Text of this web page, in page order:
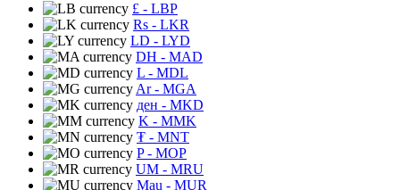
£ - LBP
Rs - LKR
LD - LYD
DH - MAD
L - MDL
Ar- MGA
ден - MKD
K - MMK
₮ - MNT
P- MOP
UM - MRU
Mau - MUR